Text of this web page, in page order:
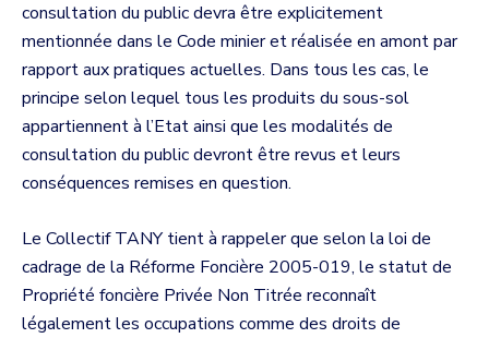
consultation du public devra être explicitement
mentionnée dans le Code minier et réalisée en amont par
rapport aux pratiques actuelles. Dans tous les cas, le
principe selon lequel tous les produits du sous-sol
appartiennent à l’Etat ainsi que les modalités de
consultation du public devront être revus et leurs
conséquences remises en question.
Le Collectif TANY tient à rappeler que selon la loi de
cadrage de la Réforme Foncière 2005-019, le statut de
Propriété foncière Privée Non Titrée reconnaît
légalement les occupations comme des droits de